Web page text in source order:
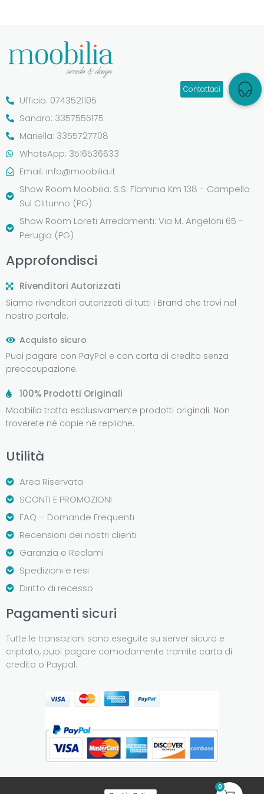
Ufficio: 0743521105
Sandro: 3357556175
Mariella: 3355727708
WhatsApp: 3516536633
Email: info@moobilia.it
Show Room Moobilia: S.S. Flaminia Km 138 - Campello
Sul Clitunno (PG)
Show Room Loreti Arredamenti: Via M. Angeloni 65 -
Perugia (PG)
Approfondisci
Rivenditori Autorizzati
Siamo rivenditori autorizzati di tutti i Brand che trovi nel
nostro portale.
Acquisto sicuro
Puoi pagare con PayPal e con carta di credito senza
preoccupazione.
100% Prodotti Originali
Moobilia tratta esclusivamente prodotti originali. Non
troverete né copie né repliche.
Utilità
Area Riservata
SCONTI E PROMOZIONI
FAQ – Domande Frequenti
Recensioni dei nostri clienti
Garanzia e Reclami
Spedizioni e resi
Diritto di recesso
Pagamenti sicuri
Tutte le transazioni sono eseguite su server sicuro e
criptato, puoi pagare comodamente tramite carta di
credito o Paypal.
0